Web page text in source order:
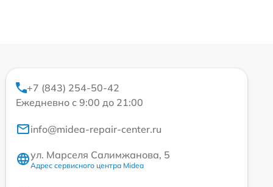
+7 (843) 254-50-42
Ежедневно с 9:00 до 21:00
info@midea-repair-center.ru
ул. Марселя Салимжанова, 5
Адрес сервисного центра Midea